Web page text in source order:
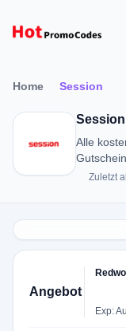
Home Session
Alle
August
Zuletzt
Angebot
Exp: